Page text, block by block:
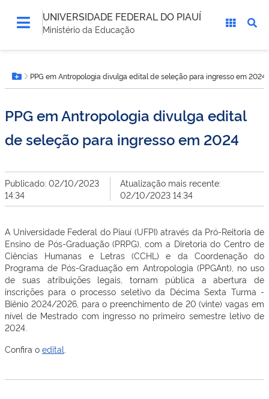
UNIVERSIDADE FEDERAL DO PIAUÍ
Ministério da Educação
está
aqui:Botão Menu
PPG em Antropologia divulga edital de seleção para ingresso em 2024
PPG em Antropologia divulga edital
de seleção para ingresso em 2024
Publicado: 02/10/2023
14:34
Atualização mais recente:
02/10/2023 14:34
A Universidade Federal do Piauí (UFPI) através da Pró-Reitoria de
Ensino de Pós-Graduação (PRPG), com a Diretoria do Centro de
Ciências Humanas e Letras (CCHL) e da Coordenação do
Programa de Pós-Graduação em Antropologia (PPGAnt), no uso
de suas atribuições legais, tornam pública a abertura de
inscrições para o processo seletivo da Décima Sexta Turma -
Biênio 2024/2026, para o preenchimento de 20 (vinte) vagas em
nível de Mestrado com ingresso no primeiro semestre letivo de
2024.
Confira o edital